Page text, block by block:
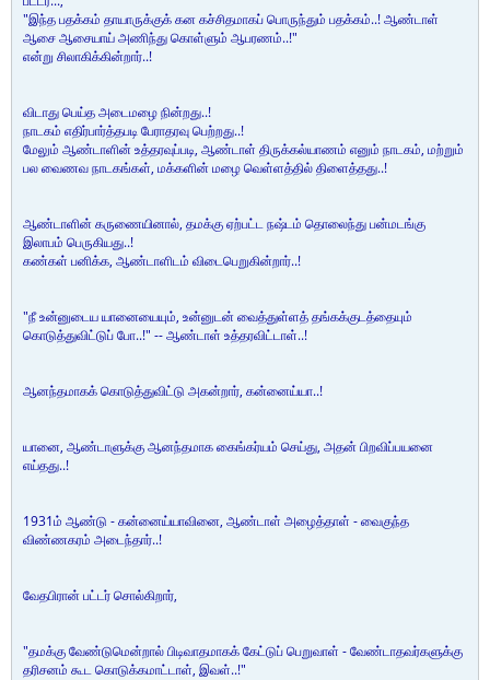
"இந்த பதக்கம் தாயாருக்குக் கன கச்சிதமாகப் பொருந்தும் பதக்கம்..! ஆண்டாள்
ஆசை ஆசையாய் அணிந்து கொள்ளும் ஆபரணம்..!"
என்று சிலாகிக்கின்றார்..!
விடாது பெய்த அடைமழை நின்றது..!
நாடகம் எதிர்பார்த்தபடி பேராதரவு பெற்றது..!
மேலும் ஆண்டாளின் உத்தரவுப்படி, ஆண்டாள் திருக்கல்யாணம் எனும் நாடகம், மற்றும்
பல வைணவ நாடகங்கள், மக்களின் மழை வெள்ளத்தில் திளைத்தது..!
ஆண்டாளின் கருணையினால், தமக்கு ஏற்பட்ட நஷ்டம் தொலைந்து பன்மடங்கு
இலாபம் பெருகியது..!
கண்கள் பனிக்க, ஆண்டாளிடம் விடைபெறுகின்றார்..!
"நீ உன்னுடைய யானையையும், உன்னுடன் வைத்துள்ளத் தங்கக்குடத்தையும்
கொடுத்துவிட்டுப் போ..!" -- ஆண்டாள் உத்தரவிட்டாள்..!
ஆனந்தமாகக் கொடுத்துவிட்டு அகன்றார், கன்னைய்யா..!
யானை, ஆண்டாளுக்கு ஆனந்தமாக கைங்கர்யம் செய்து, அதன் பிறவிப்பயனை
எய்தது..!
1931ம் ஆண்டு - கன்னைய்யாவினை, ஆண்டாள் அழைத்தாள் - வைகுந்த
விண்ணகரம் அடைந்தார்..!
வேதபிரான் பட்டர் சொல்கிறார்,
"தமக்கு வேண்டுமென்றால் பிடிவாதமாகக் கேட்டுப் பெறுவாள் - வேண்டாதவர்களுக்கு
தரிசனம் கூட கொடுக்கமாட்டாள், இவள்..!"